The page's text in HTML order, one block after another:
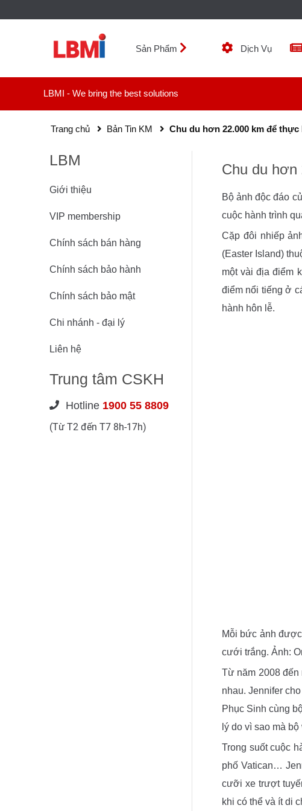
Sản Phẩm Dịch Vụ
LBMI - We bring the best solutions
Trang chủ Bản Tin KM Chu du hơn 22.000 km để
LBM
Giới thiệu
VIP membership
Chính sách bán hàng
Chính sách bảo hành
Chính sách bảo mật
Chi nhánh - đại lý
Liên hệ
Trung tâm CSKH
Hotline 1900 55 8809
(Từ T2 đến T7 8h-17h)
Chu du
Bộ ảnh độc đáo
cuộc hành trình
Cặp đôi nhiếp
(Easter Island)
một vài địa điểm
điểm nổi tiếng ở
hành hôn lễ.
Mỗi bức ảnh
cưới trắng. Ảnh:
Từ năm 2008
nhau. Jennifer
Phục Sinh cùng
lý do vì sao mà
Trong suốt cuộc
phố Vatican…
cưỡi xe trượt
khi có thể và ít di